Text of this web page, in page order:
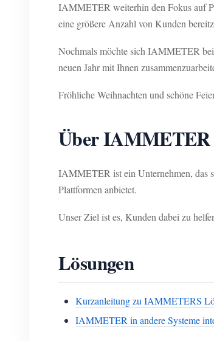
IAMMETER weiterhin den Fokus auf
eine größere Anzahl von Kunden
Nochmals möchte sich IAMMETER
neuen Jahr mit Ihnen
Fröhliche Weihnachten und schöne
Über IAMMETER
IAMMETER ist ein Unternehmen, das
Plattformen anbietet.
Unser Ziel ist es, Kunden dabei zu
Lösungen
Kurzanleitung zu IAMMETERS
IAMMETER in andere Systeme